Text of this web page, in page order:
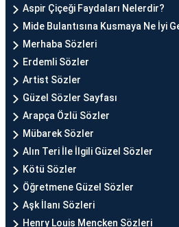
Aspir Çiçeği Faydaları Nelerdir?
Mide Bulantısına Kusmaya Ne İyi
Merhaba Sözleri
Erdemli Sözler
Artist Sözler
Güzel Sözler Sayfası
Arapça Özlü Sözler
Mübarek Sözler
Alın Teri İle İlgili Güzel Sözler
Kötü Sözler
Öğretmene Güzel Sözler
Aşk İlanı Sözleri
Henry Louis Mencken Sözleri